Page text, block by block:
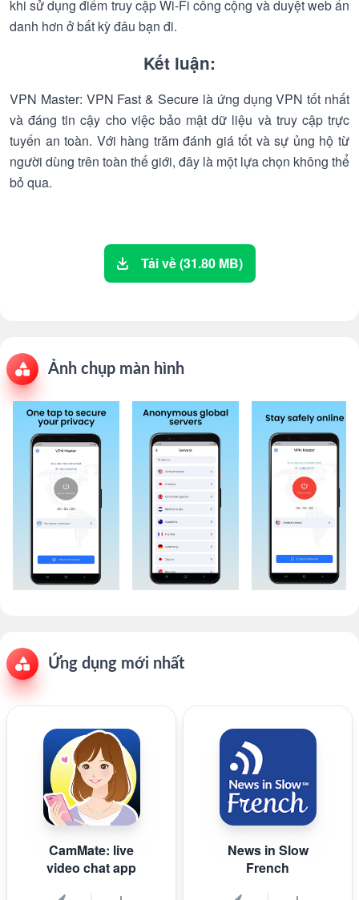
khi sử dụng điểm truy cập Wi-Fi công cộng và duyệt web ẩn
danh hơn ở bất kỳ đâu bạn đi.
Kết luận:
VPN Master: VPN Fast & Secure là ứng dụng VPN tốt nhất
và đáng tin cậy cho việc bảo mật dữ liệu và truy cập trực
tuyến an toàn. Với hàng trăm đánh giá tốt và sự ủng hộ từ
người dùng trên toàn thế giới, đây là một lựa chọn không thể
bỏ qua.
Tải về (31.80 MB)
Ảnh chụp màn hình
Ứng dụng mới nhất
CamMate: live
video chat app
News in Slow
French